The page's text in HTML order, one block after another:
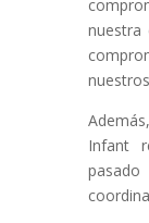
nuestra
Infant